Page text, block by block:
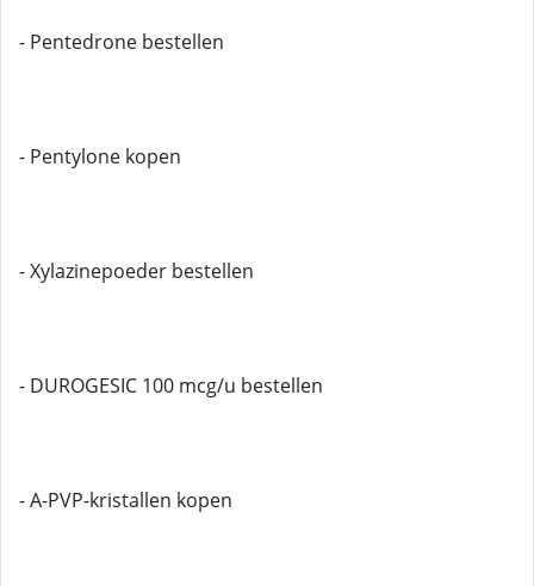
- Pentedrone bestellen
- Pentylone kopen
- Xylazinepoeder bestellen
- DUROGESIC 100 mcg/u bestellen
- A-PVP-kristallen kopen